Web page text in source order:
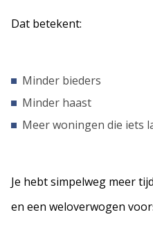
Dat betekent:
Minder bieders
Minder haast
Meer woningen die iets
Je hebt simpelweg meer
en een weloverwogen